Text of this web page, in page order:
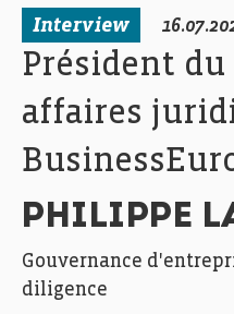
Interview
Président du
affaires
PHILIPPE
Gouvernance
diligence